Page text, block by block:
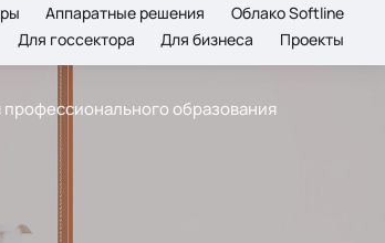
Аппаратные решения
Облако Softline
Для госсектора Для бизнеса Проекты
образования